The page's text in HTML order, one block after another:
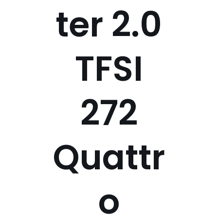
ter 2.0
TFSI
272
Quattr
o